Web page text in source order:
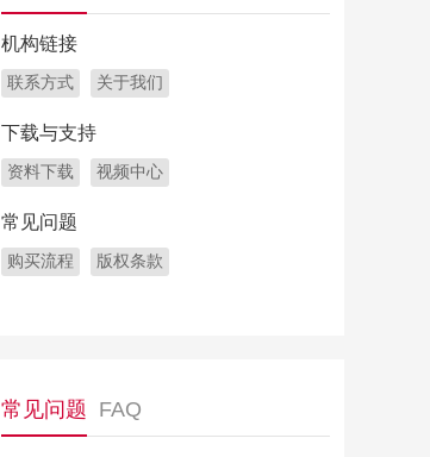
机构链接
联系方式 关于我们
下载与支持
资料下载 视频中心
常见问题
购买流程 版权条款
常见问题 FAQ